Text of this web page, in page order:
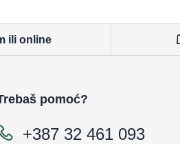
ili online
pomoć?
+387 32 461 093